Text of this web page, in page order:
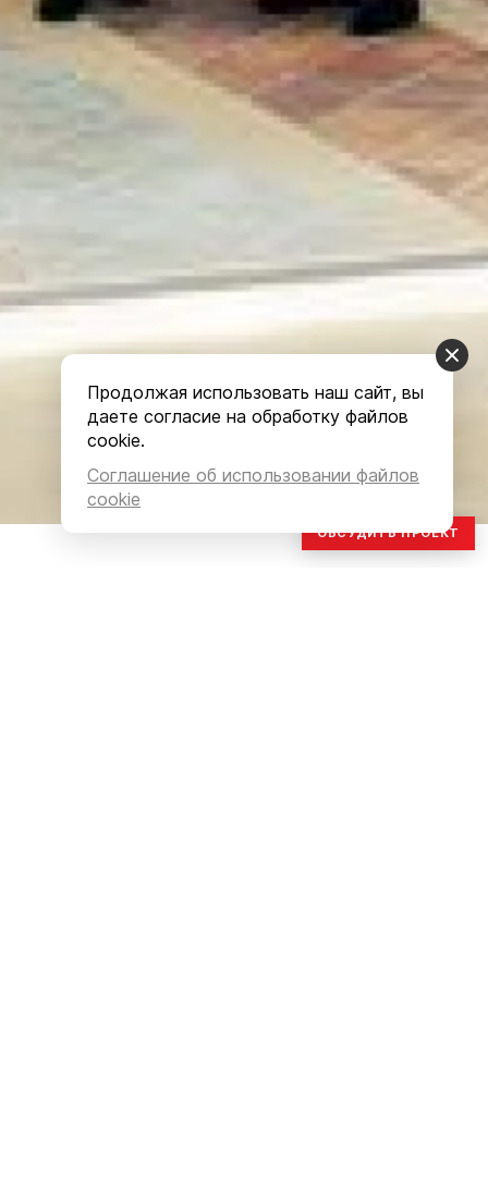
ОБСУДИТЬ ПРОЕКТ
Продолжая использовать наш сайт, вы
даете согласие на обработку файлов
cookie.
Соглашение об использовании файлов
cookie